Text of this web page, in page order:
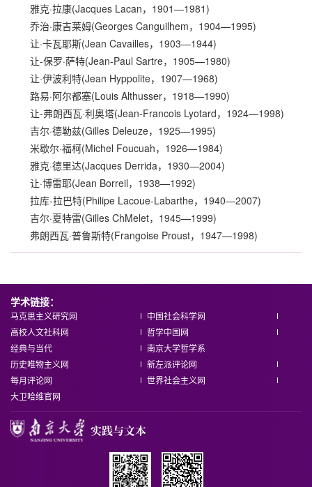
雅克·拉康(Jacques Lacan，1901—1981)
乔治·康吉莱姆(Georges Canguilhem，1904—1995)
让·卡瓦耶斯(Jean Cavailles，1903—1944)
让-保罗·萨特(Jean-Paul Sartre，1905—1980)
让·伊波利特(Jean Hyppolite，1907—1968)
路易·阿尔都塞(Louis Althusser，1918—1990)
让-弗朗西瓦·利奥塔(Jean-Francois Lyotard，1924—1998)
吉尔·德勒兹(Gilles Deleuze，1925—1995)
米歇尔·福柯(Michel Foucuah，1926—1984)
雅克·德里达(Jacques Derrida，1930—2004)
让·博雷耶(Jean Borreil，1938—1992)
拉库-拉巴特(Philipe Lacoue-Labarthe，1940—2007)
吉尔·夏特雷(Gilles ChMelet，1945—1999)
弗朗西瓦·普鲁斯特(Frangoise Proust，1947—1998)
学术链接：
马克思主义研究网
中国社会科学网
高校人文社科网
哲学中国网
经典与当代
南京大学哲学系
历史唯物主义网
新左派评论网
每月评论网
世界社会主义网
大卫哈维官网